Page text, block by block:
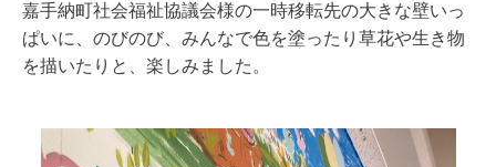
嘉手納町社会福祉協議会様の一時移転先の大きな壁いっ
ぱいに、のびのび、みんなで色を塗ったり草花や生き物
を描いたりと、楽しみました。